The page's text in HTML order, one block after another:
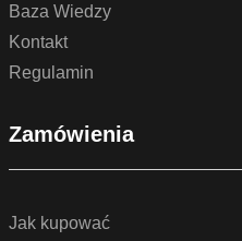
Baza Wiedzy
Kontakt
Regulamin
Zamówienia
Jak kupować